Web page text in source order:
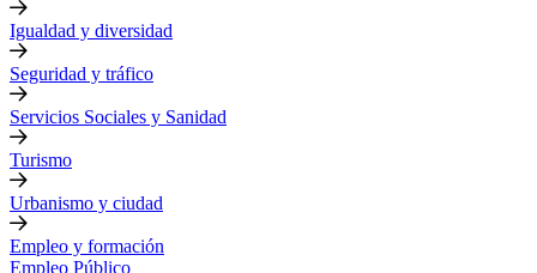
Igualdad y diversidad
Seguridad y tráfico
Servicios Sociales y Sanidad
Turismo
Urbanismo y ciudad
Empleo y formación
Empleo Público